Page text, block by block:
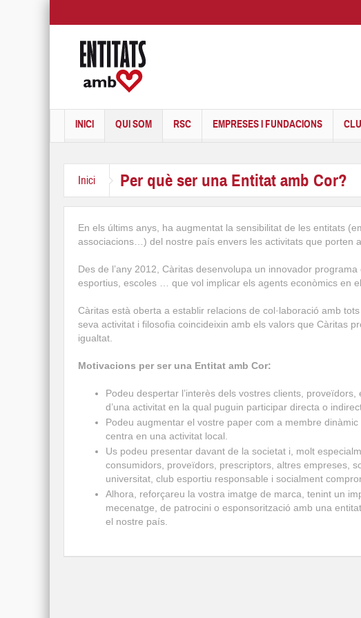
INICI QUI SOM RSC EMPRESES I FUNDACIONS
Inici Per què ser una Entitat amb Cor?
En els últims anys, ha augmentat la sensibilitat de les entitats
associacions…) del nostre país envers les activitats que porten
Des de l’any 2012, Càritas desenvolupa un innovador
esportius, escoles … que vol implicar els agents econòmics en
Càritas està oberta a establir relacions de col·laboració amb
seva activitat i filosofia coincideixin amb els valors que Càritas
igualtat.
Motivacions per ser una Entitat amb Cor:
Podeu despertar l’interès dels vostres clients,
d’una activitat en la qual puguin participar directa o
Podeu augmentar el vostre paper com a membre
centra en una activitat local.
Us podeu presentar davant de la societat i, molt
consumidors, proveïdors, prescriptors, altres empreses,
universitat, club esportiu responsable i socialment
Alhora, reforçareu la vostra imatge de marca, tenint un
mecenatge, de patrocini o esponsorització amb una
el nostre país.